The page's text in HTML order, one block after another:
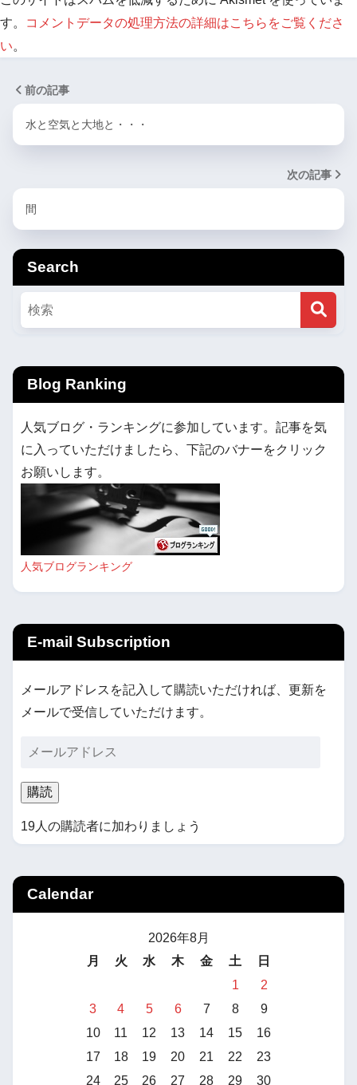
す。
コメントデータの処理方法の詳細はこちらをご覧くださ
い。
前の記事
水と空気と大地と・・・
次の記事
間
Search
Blog Ranking
人気ブログ・ランキングに参加しています。記事を気
に入っていただけましたら、下記のバナーをクリック
お願いします。
人気ブログランキング
E-mail Subscription
メールアドレスを記入して購読いただければ、更新を
メールで受信していただけます。
購読
19人の購読者に加わりましょう
Calendar
2026年8月
月
火 水 木 金 土
日
1
2
3
4 5 6 7 8
9
10
11 12 13 14 15
16
17
18 19 20 21 22
23
24
25 26 27 28 29
30